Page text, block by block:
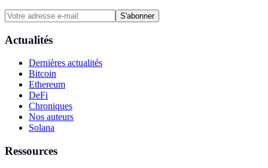
S'abonner
Actualités
Dernières actualités
Bitcoin
Ethereum
DeFi
Chroniques
Nos auteurs
Solana
Ressources